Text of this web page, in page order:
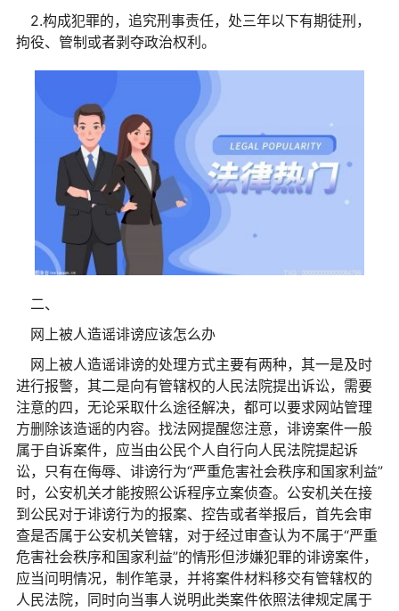
2.构成犯罪的，追究刑事责任，处三年以下有期徒刑，
拘役、管制或者剥夺政治权利。
二、
网上被人造谣诽谤应该怎么办
网上被人造谣诽谤的处理方式主要有两种，其一是及时
进行报警，其二是向有管辖权的人民法院提出诉讼，需要
注意的四，无论采取什么途径解决，都可以要求网站管理
方删除该造谣的内容。找法网提醒您注意，诽谤案件一般
属于自诉案件，应当由公民个人自行向人民法院提起诉
讼，只有在侮辱、诽谤行为“严重危害社会秩序和国家利益”
时，公安机关才能按照公诉程序立案侦查。公安机关在接
到公民对于诽谤行为的报案、控告或者举报后，首先会审
查是否属于公安机关管辖，对于经过审查认为不属于“严重
危害社会秩序和国家利益”的情形但涉嫌犯罪的诽谤案件，
应当问明情况，制作笔录，并将案件材料移交有管辖权的
人民法院，同时向当事人说明此类案件依照法律规定属于